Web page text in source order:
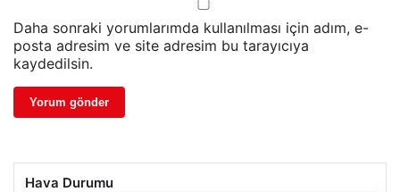
Daha sonraki yorumlarımda kullanılması için adım, e-
posta adresim ve site adresim bu tarayıcıya
kaydedilsin.
Hava Durumu